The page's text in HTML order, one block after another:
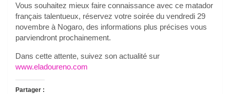
Vous souhaitez mieux faire connaissance avec ce matador
français talentueux, réservez votre soirée du vendredi 29
novembre à Nogaro, des informations plus précises vous
parviendront prochainement.
Dans cette attente, suivez son actualité sur
www.eladoureno.com
Partager :